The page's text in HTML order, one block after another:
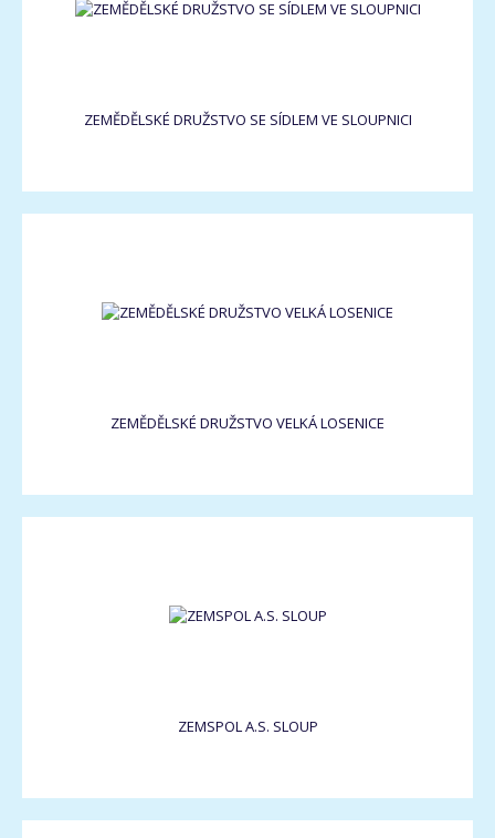
ZEMĚDĚLSKÉ DRUŽSTVO SE SÍDLEM VE SLOUPNICI
ZEMĚDĚLSKÉ DRUŽSTVO VELKÁ LOSENICE
ZEMSPOL A.S. SLOUP